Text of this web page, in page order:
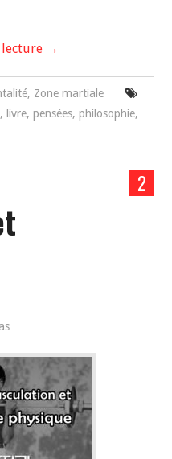
→
, Zone martiale
, livre,pensées,philosophie,
2